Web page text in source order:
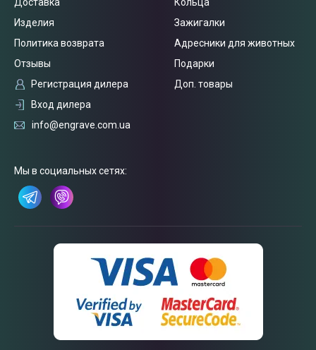
Изделия
Политика возврата
Отзывы
Регистрация дилера
Вход дилера
Зажигалки
Адресники для животных
Подарки
Доп. товары
info@engrave.com.ua
Мы в социальных сетях: